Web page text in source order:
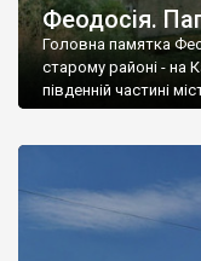
Феодосія.
Головна памятка
старому районі - на
південній частині